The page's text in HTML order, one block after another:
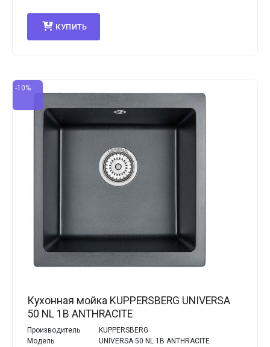
КУПИТЬ
-10%
Кухонная мойка KUPPERSBERG UNIVERSA
50 NL 1B ANTHRACITE
Производитель
KUPPERSBERG
Модель
UNIVERSA 50 NL 1B ANTHRACITE